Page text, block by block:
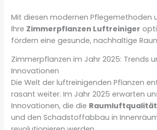
Mit diesen modernen Pflegemethoden
Ihre Zimmerpflanzen Luftreiniger
fördern eine gesunde, nachhaltige
Zimmerpflanzen im Jahr 2025: Trends
Innovationen
Die Welt der luftreinigenden Pflanzen
rasant weiter. Im Jahr 2025 erwarten
Innovationen, die die
und den Schadstoffabbau in